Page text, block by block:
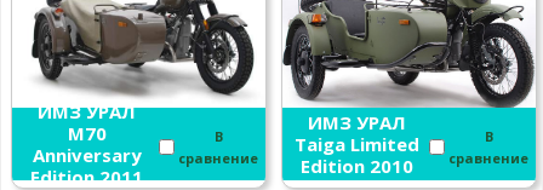
ИМЗ УРАЛ
M70
Anniversary
Edition 2011
В
сравнение
ИМЗ УРАЛ
Taiga Limited
Edition 2010
В
сравнение